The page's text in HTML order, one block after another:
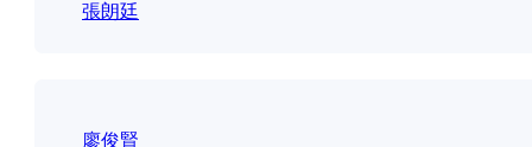
張朗廷
廖俊賢